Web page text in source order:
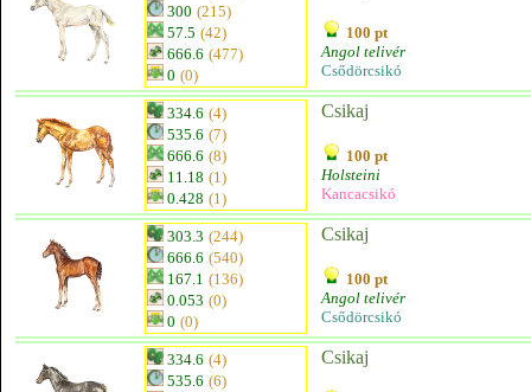
300 (215)
57.5 (42)
666.6 (477)
0 (0)
100 pt
Angol telivér
Csődörcsikó
334.6 (4)
535.6 (7)
666.6 (8)
11.18 (1)
0.428 (1)
Csikaj
100 pt
Holsteini
Kancacsikó
303.3 (244)
666.6 (540)
167.1 (136)
0.053 (0)
0 (0)
Csikaj
100 pt
Angol telivér
Csődörcsikó
334.6 (4)
535.6 (6)
Csikaj